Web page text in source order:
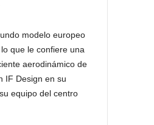
modelo europeo
que le confiere una
aerodinámico de
IF Design en su
equipo del centro